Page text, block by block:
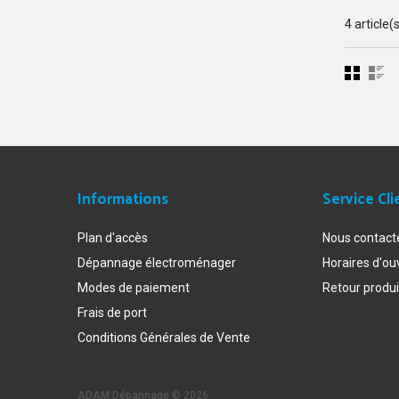
4
Informations
Plan d'accès
Dépannage électroménager
Modes de paiement
Frais de port
Conditions Générales de Vente
Service
Nous
Horaires
Retour
ADAM Dépannage © 2026